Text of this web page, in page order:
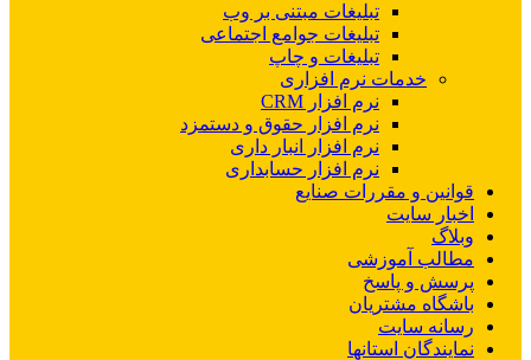
تبلیغات مبتنی بر وب
تبلیغات جوامع اجتماعی
تبلیغات و چاپ
خدمات نرم افزاری
نرم افزار CRM
نرم افزار حقوق و دستمزد
نرم افزار انبار داری
نرم افزار حسابداری
قوانین و مقررات صنایع
اخبار سایت
وبلاگ
مطالب آموزشی
پرسش و پاسخ
باشگاه مشتریان
رسانه سایت
نمایندگان استانها